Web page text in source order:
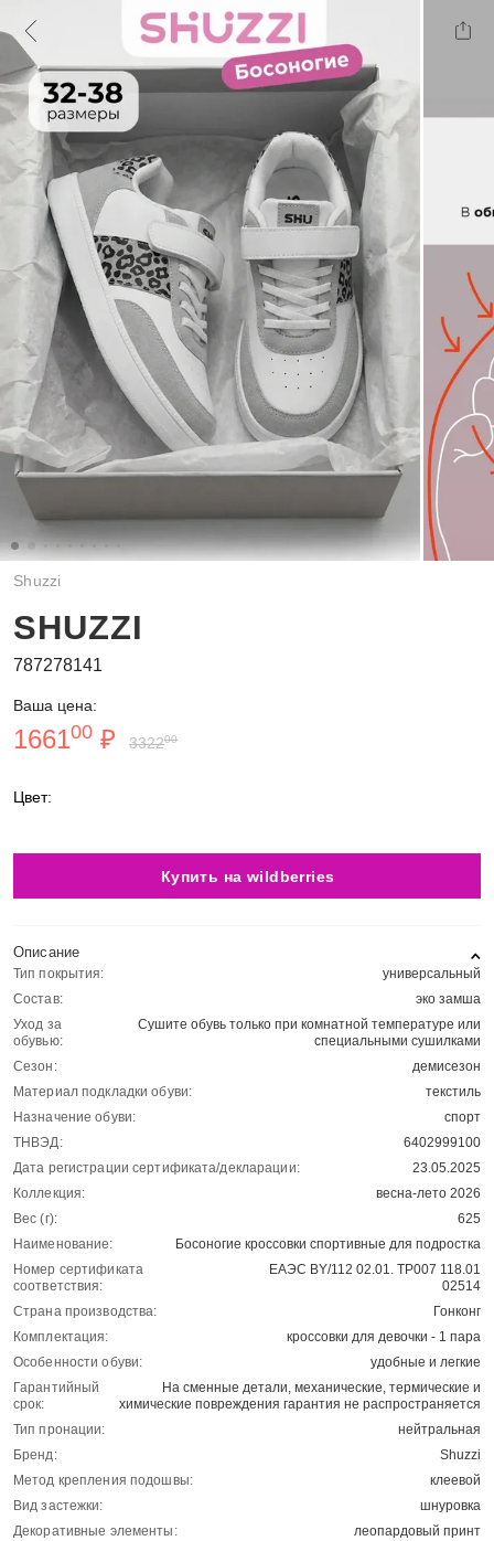
Shuzzi
SHUZZI
787278141
Ваша цена:
166100 ₽ 332200
Цвет:
Купить на wildberries
Описание
Тип покрытия:
универсальный
Состав:
эко замша
Уход за
обувью:
Сушите обувь только при комнатной температуре или
специальными сушилками
Сезон:
демисезон
Материал подкладки обуви:
текстиль
Назначение обуви:
спорт
ТНВЭД:
6402999100
Дата регистрации сертификата/декларации:
23.05.2025
Коллекция:
весна-лето 2026
Вес (г):
625
Наименование:
Босоногие кроссовки спортивные для подростка
Номер сертификата
соответствия:
ЕАЭС BY/112 02.01. ТР007 118.01
02514
Страна производства:
Гонконг
Комплектация:
кроссовки для девочки - 1 пара
Особенности обуви:
удобные и легкие
Гарантийный
срок:
На сменные детали, механические, термические и
химические повреждения гарантия не распространяется
Тип пронации:
нейтральная
Бренд:
Shuzzi
Метод крепления подошвы:
клеевой
Вид застежки:
шнуровка
Декоративные элементы:
леопардовый принт